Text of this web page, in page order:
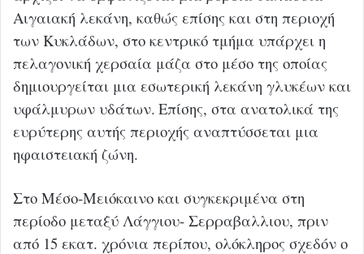
Αιγαιακή λεκάνη, καθώς επίσης και στη περιοχή
των Κυκλάδων, στο κεντρικό τμήμα υπάρχει η
πελαγονική χερσαία μάζα στο μέσο της οποίας
δημιουργείται μια εσωτερική λεκάνη γλυκέων και
υφάλμυρων υδάτων. Επίσης, στα ανατολικά της
ευρύτερης αυτής περιοχής αναπτύσσεται μια
ηφαιστειακή ζώνη.
Στο Μέσο-Μειόκαινο και συγκεκριμένα στη
περίοδο μεταξύ Λάγγιου- Σερραβαλλιου, πριν
από 15 εκατ. χρόνια περίπου, ολόκληρος σχεδόν ο